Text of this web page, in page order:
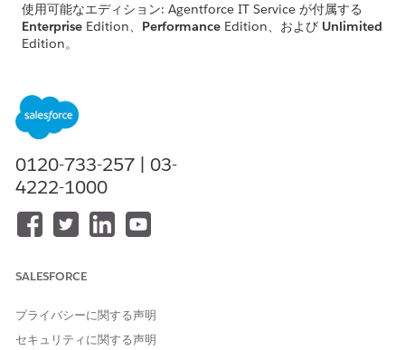
使用可能なエディション: Agentforce IT Service が付属する
Enterprise Edition、 Performance Edition、および Unlimited
Edition。
ユーザーの詳細を取得するサービス要求レコードが作成されま
す。テンプレートに含まれている内容を確認します。
受入属性
このテンプレートの受入フォームでは、従業員から次の詳細を取
Assigned Device (割り当て済みデバイス): 従業員が VPN アク
たハードウェア。
ースへのアクセスなど、従業員の役割に VPN アクセスが必要
な理由の簡単な説明。
0120-733-257 | 03-
4222-1000
SALESFORCE
プライバシーに関する声明
セキュリティに関する声明